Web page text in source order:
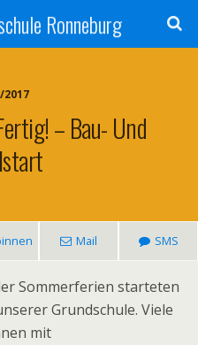
Ronneburg
2017
– Bau- Und
Mail SMS
Sommerferien starteten
Grundschule. Viele
mit